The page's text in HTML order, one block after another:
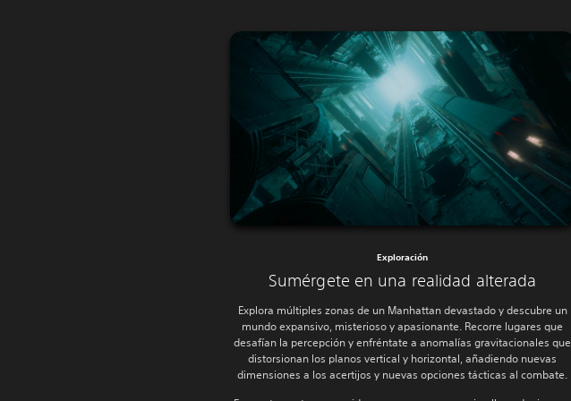
Exploración
Sumérgete en una realidad alterada
Explora múltiples zonas de un Manhattan devastado y descubre un
mundo expansivo, misterioso y apasionante. Recorre lugares que
desafían la percepción y enfréntate a anomalías gravitacionales que
distorsionan los planos vertical y horizontal, añadiendo nuevas
dimensiones a los acertijos y nuevas opciones tácticas al combate.